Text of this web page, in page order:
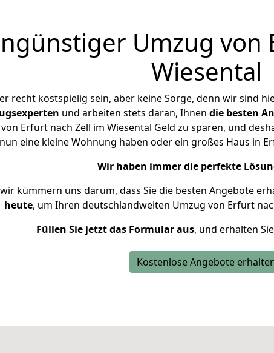
Umzug von
Wiesental
recht kostspielig sein, aber keine Sorge, denn wir sind
und arbeiten stets daran, Ihnen die besten
Erfurt nach Zell im Wiesental Geld zu sparen, und
eine kleine Wohnung haben oder ein großes Haus in
Wir haben immer die perfekte
kümmern uns darum, dass Sie die besten Angebote
heute, um Ihren deutschlandweiten Umzug von Erfurt
Füllen Sie jetzt das Formular aus, und erhalten
Kostenlose Angebote